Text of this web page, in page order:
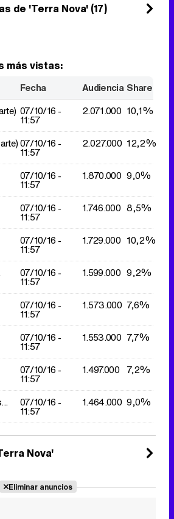
de 'Terra Nova' (17)
más vistas:
Fecha Audiencia Share
07/10/16 -
11:57
2.071.000 10,1%
07/10/16 -
11:57
2.027.000 12,2%
07/10/16 -
11:57
1.870.000 9,0%
07/10/16 -
11:57
1.746.000 8,5%
07/10/16 -
11:57
1.729.000 10,2%
07/10/16 -
11:57
1.599.000 9,2%
07/10/16 -
11:57
1.573.000 7,6%
07/10/16 -
11:57
1.553.000 7,7%
07/10/16 -
11:57
1.497.000 7,2%
07/10/16 -
11:57
1.464.000 9,0%
Nova'
Eliminar anuncios